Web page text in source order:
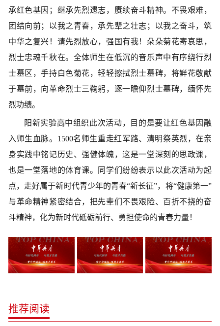
承红色基因；继承先烈遗志，赓续奋斗精神。不畏艰难，
团结向前；以我之青春，承先辈之壮志；以我之奋斗，筑
中华之复兴！请先烈放心，强国有我！朵朵菊花寄哀思，
烈士忠魂千秋在。全体师生在低沉的音乐声中有序绕行烈
士墓区，手持白色菊花，轻轻擦拭烈士墓碑，将鲜花敬献
于墓前，向革命烈士三鞠躬，逐一瞻仰烈士墓碑，缅怀先
烈功绩。
阳新实验高中组织此次活动，目的是要让红色基因融
入师生血脉。1500名师生重走红军路、清明祭英烈，在亲
身实践中铭记历史、强健体魄，这是一堂深刻的思政课，
也是一堂落地的体育课。同学们纷纷表示以此次活动为起
点，走好属于新时代青少年的青春“新长征”，将“健康第一”
与革命精神紧密结合，把先辈们不畏艰险、百折不挠的奋
斗精神，化为新时代砥砺前行、勇担使命的青春力量！
推荐阅读